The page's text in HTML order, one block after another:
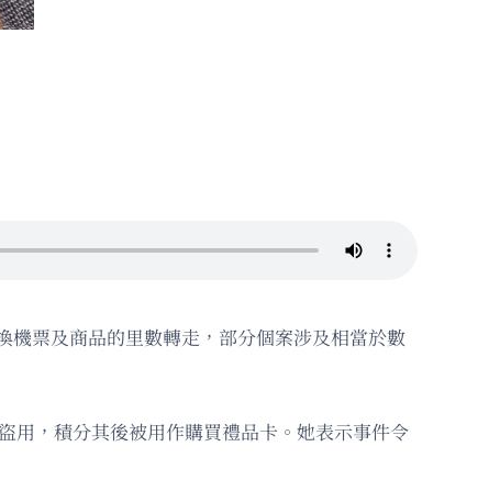
票及商品的里數轉走，部分個案涉及相當於數
，積分其後被用作購買禮品卡。她表示事件令